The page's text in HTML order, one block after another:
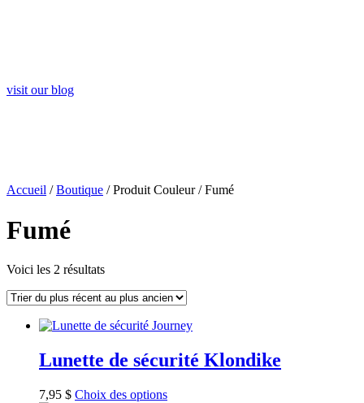
visit our blog
Accueil /Boutique / Produit Couleur / Fumé
Fumé
Voici les 2 résultats
Lunette de sécurité Klondike
7,95 $ Choix des options